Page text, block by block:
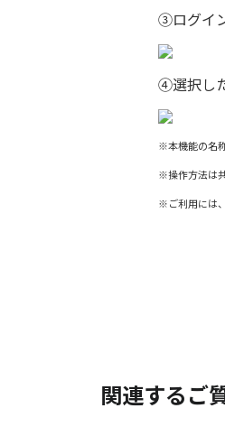
③ログイ
④選択し
※本機能の名
※操作方法は
※ご利用には
関連するご